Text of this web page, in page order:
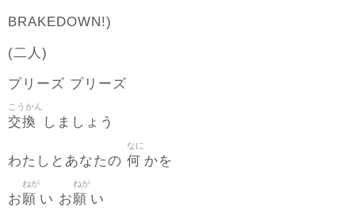
BRAKEDOWN!)
(二人)
プリーズ プリーズ
交換
こうかん
しましょう
わたしとあなたの 何
なに
かを
お願
ねが
い お願
ねが
い